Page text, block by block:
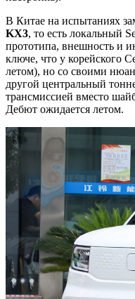
В Китае на испытаниях
KX3, то есть локальный
прототипа, внешность и
ключе, что у корейского
летом), но со своими
другой центральный
трансмиссией вместо
Дебют ожидается летом.